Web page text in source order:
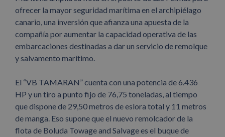
ofrecer la mayor seguridad marítima en el archipiélago
canario, una inversión que afianza una apuesta de la
compañía por aumentar la capacidad operativa de las
embarcaciones destinadas a dar un servicio de remolque
y salvamento marítimo.
El “VB TAMARAN” cuenta con una potencia de 6.436
HP y un tiro a punto fijo de 76,75 toneladas, al tiempo
que dispone de 29,50 metros de eslora total y 11 metros
de manga. Eso supone que el nuevo remolcador de la
flota de Boluda Towage and Salvage es el buque de